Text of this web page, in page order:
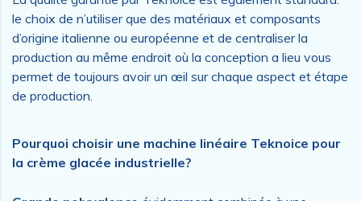
le choix de n’utiliser que des matériaux et composants
d’origine italienne ou européenne et de centraliser la
production au même endroit où la conception a lieu vous
permet de toujours avoir un œil sur chaque aspect et étape
de production.
Pourquoi choisir une machine linéaire Teknoice pour
la crème glacée industrielle?